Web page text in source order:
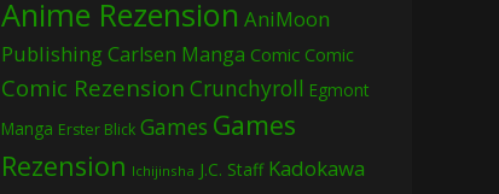
Anime Rezension AniMoon
PublishingCarlsen Manga Comic Comic
Comic Rezension Crunchyroll Egmont
Manga Erster Blick Games Games
Rezension Ichijinsha J.C. Staff Kadokawa